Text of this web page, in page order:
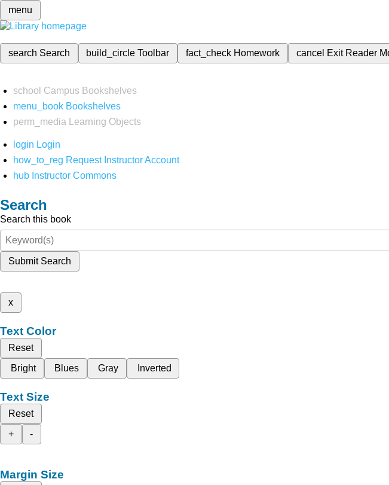
menu
search Search build_circleToolbar fact_check Homework cancel Exit Reader
school Campus Bookshelves
menu_book Bookshelves
perm_media
Learning Objects
login Login
how_to_reg Request Instructor Account
hub Instructor Commons
Search
Search this book
Submit Search
x
Text Color
Reset
Bright
Blues Gray Inverted
Text Size
Reset
+
-
Margin Size